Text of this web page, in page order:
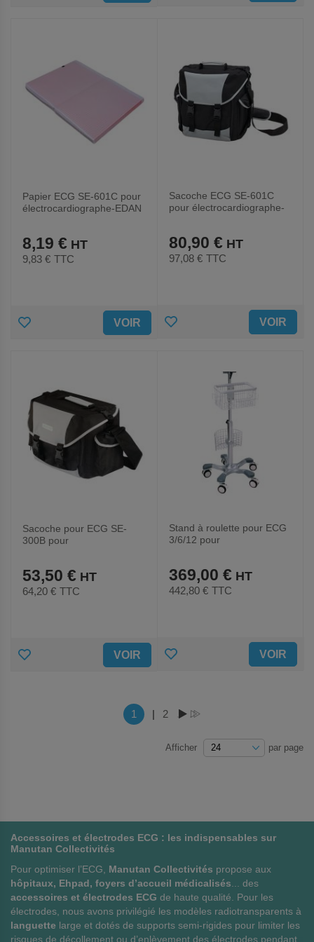
Papier ECG SE-601C pour
électrocardiographe-EDAN
8,19 €
9,83 € TTC
AJOUTER VOIR
Sacoche ECG SE-601C
pour électrocardiographe-
80,90 €
97,08 € TTC
AJOUTER VOIR
Sacoche pour ECG SE-
300B pour
53,50 €
64,20 € TTC
AJOUTER VOIR
Stand à roulette pour ECG
3/6/12 pour
369,00 €
442,80 € TTC
AJOUTER VOIR
PageVous lisez actuellement la page
1 | Page
2
Afficher par page
Accessoires et électrodes ECG : les indispensables sur
Manutan Collectivités
Pour optimiser l’ECG, Manutan Collectivités propose aux
hôpitaux, Ehpad, foyers d’accueil médicalisés ... des
accessoires et électrodes ECG de haute qualité. Pour les
électrodes, nous avons privilégié les modèles radiotransparents à
languette large et dotés de supports semi-rigides pour limiter les
risques de décollement ou d’enlèvement des électrodes pendant